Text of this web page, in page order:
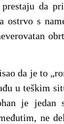
da
ostrvo s
da je to
u teškim
je jedan
ne